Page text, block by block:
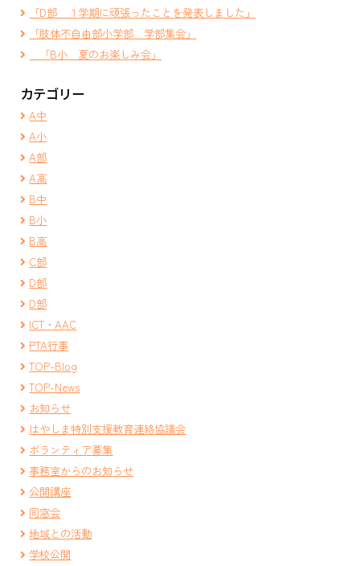
「D部 １学期に頑張ったことを発表しました」
「肢体不自由部小学部 学部集会」
「B小 夏のお楽しみ会」
カテゴリー
A中
A小
A部
A高
B中
B小
B高
C部
D部
D部
ICT・AAC
PTA行事
TOP-Blog
TOP-News
お知らせ
はやしま特別支援教育連絡協議会
ボランティア募集
事務室からのお知らせ
公開講座
同窓会
地域との活動
学校公開